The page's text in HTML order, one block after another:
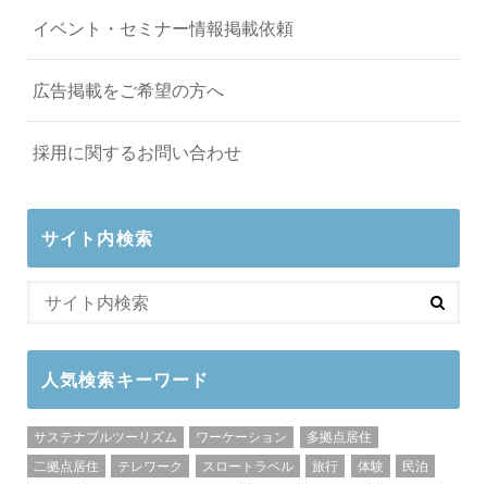
イベント・セミナー情報掲載依頼
広告掲載をご希望の方へ
採用に関するお問い合わせ
サイト内検索
人気検索キーワード
サステナブルツーリズム ワーケーション
多拠点居住
二拠点居住
テレワーク スロートラベル 旅行 体験
民泊